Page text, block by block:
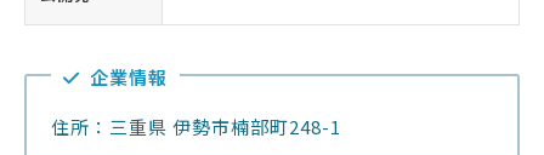
企業情報
住所：三重県 伊勢市楠部町248-1